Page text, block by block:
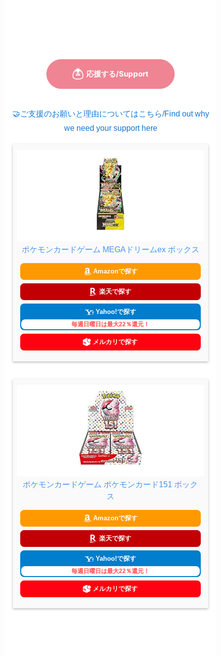
🤝ご支援のお願いと理由についてはこちら/Find out why
we need your support here
ポケモンカードゲーム MEGAドリームex ボックス
Amazonで探す
楽天で探す
Yahoo!で探す
毎週日曜日は最大22％還元！
メルカリで探す
ポケモンカードゲーム ポケモンカード151 ボック
ス
Amazonで探す
楽天で探す
Yahoo!で探す
毎週日曜日は最大22％還元！
メルカリで探す